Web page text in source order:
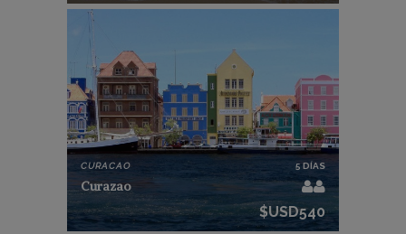
CURACAO
Curazao
5 DÍAS
$USD540